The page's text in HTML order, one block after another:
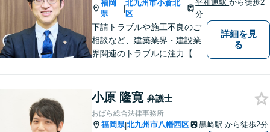
福岡
県
|
北九州市小倉北
区
平和通駅から徒歩2
分
下請トラブルや施工不良のご
相談など、建築業界・建設業
界関連のトラブルに注力【企
のご相談はお任せください
【夜間・休日対応可】M&A、
株式発行も対応【小倉駅3分】
詳細を見
る
小原 隆寛 弁護士
おばら総合法律事務所
福岡県|北九州市八幡西区 黒崎駅 から徒歩2分